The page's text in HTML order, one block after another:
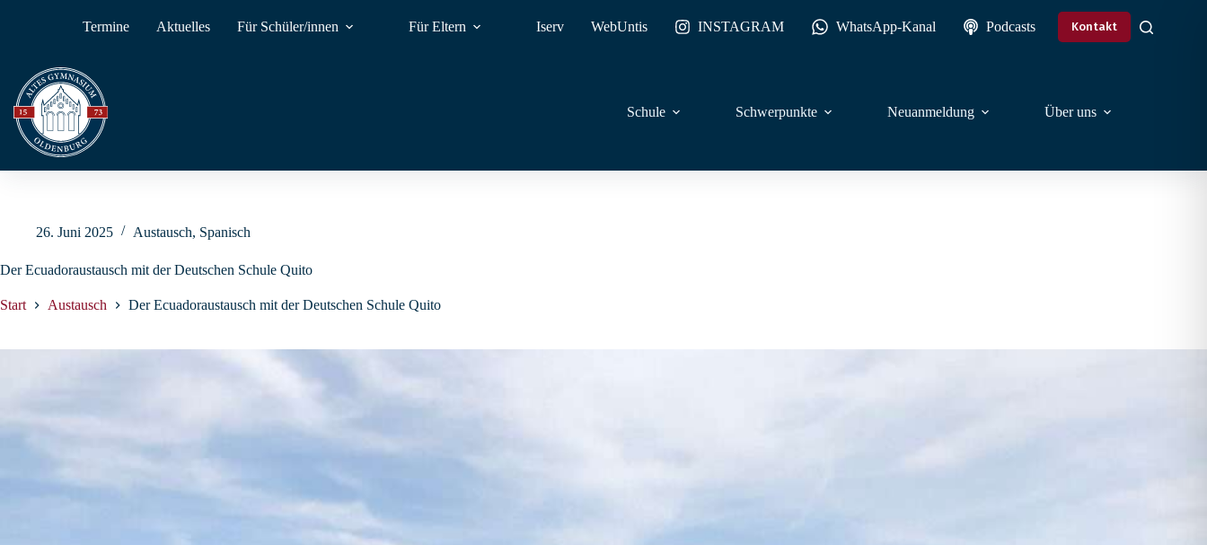
Termine Aktuelles Für Schüler/innen Für Eltern Iserv WebUntis INSTAGRAM WhatsApp-Kanal Podcasts Kontakt
Schule Schwerpunkte Neuanmeldung Über uns
26. Juni 2025 Austausch, Spanisch
Der Ecuadoraustausch mit der Deutschen Schule Quito
Start Austausch Der Ecuadoraustausch mit der Deutschen Schule Quito